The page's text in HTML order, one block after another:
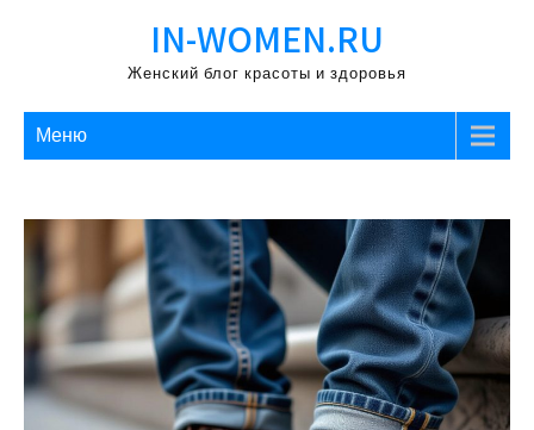
IN-WOMEN.RU
Женский блог красоты и здоровья
Меню